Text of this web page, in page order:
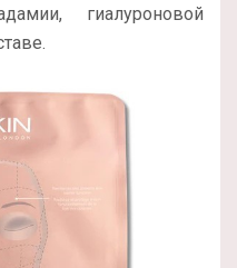
гиалуроновой